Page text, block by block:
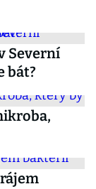
Severní
bát?